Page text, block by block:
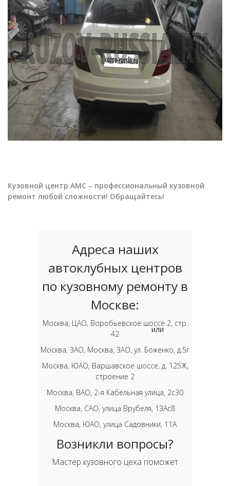
Кузовной центр АМС – профессиональный кузовной
ремонт любой сложности! Обращайтесь!
Адреса наших
автоклубных центров
по кузовному ремонту в
Москве:
Москва, ЦАО, Воробьевское шоссе 2, стр.
42
Москва, ЗАО, Москва, ЗАО, ул. Боженко, д.5г
Москва, ЮАО, Варшавское шоссе, д. 125Ж,
строение 2
Москва, ВАО, 2-я Кабельная улица, 2с30
Москва, САО, улица Врубеля, 13Ас8
Москва, ЮАО, улица Садовники, 11А
Возникли вопросы?
Мастер кузовного цеха поможет
или